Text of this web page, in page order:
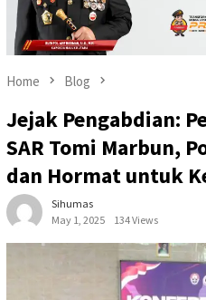
Home Blog
Jejak Pengabdian:
SAR Tomi Marbun,
dan Hormat untuk
Sihumas
May 1, 2025
134 Views